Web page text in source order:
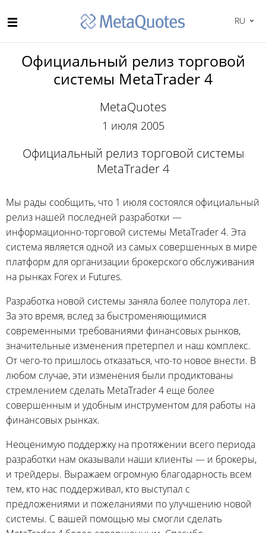
RU
Официальный релиз торговой
системы MetaTrader 4
MetaQuotes
1 июля 2005
Официальный релиз торговой системы
MetaTrader 4
Мы рады сообщить, что 1 июля состоялся официальный
релиз нашей последней разработки —
информационно-торговой системы MetaTrader 4. Эта
система является одной из самых совершенных в мире
платформ для организации брокерского обслуживания
на рынках Forex и Futures.
Разработка новой системы заняла более полутора лет.
За это время, вслед за быстроменяющимися
современными требованиями финансовых рынков,
значительные изменения претерпел и наш комплекс.
От чего-то пришлось отказаться, что-то новое внести. В
любом случае, эти изменения были продиктованы
стремлением сделать MetaTrader 4 еще более
совершенным и удобным инструментом для работы на
финансовых рынках.
Неоценимую поддержку на протяжении всего периода
разработки нам оказывали наши клиенты — и брокеры,
и трейдеры. Выражаем огромную благодарность всем
тем, кто нас поддерживал, кто выступал с
предложениями и пожеланиями по улучшению новой
системы. С вашей помощью мы смогли сделать